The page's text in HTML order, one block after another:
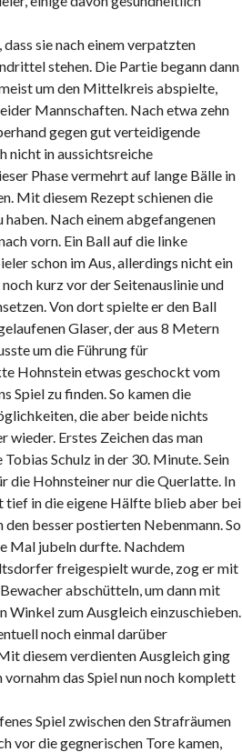
sie nach einem verpatzten
stehen. Die Partie begann dann
um den Mittelkreis abspielte,
Mannschaften. Nach etwa zehn
gegen gut verteidigende
nicht in aussichtsreiche
Phase vermehrt auf lange Bälle in
Mit diesem Rezept schienen die
Nach einem abgefangenen
vorn. Ein Ball auf die linke
schon im Aus, allerdings nicht ein
kurz vor der Seitenauslinie und
Von dort spielte er den Ball
Glaser, der aus 8 Metern
um die Führung für
Hohnstein etwas geschockt vom
Spiel zu finden. So kamen die
die aber beide nichts
wieder. Erstes Zeichen das man
Schulz in der 30. Minute. Sein
die Hohnsteiner nur die Querlatte. In
tief in die eigene Hälfte blieb aber bei
besser postierten Nebenmann. So
Mal jubeln durfte. Nachdem
freigespielt wurde, zog er mit
abschütteln, um dann mit
Winkel zum Ausgleich einzuschieben.
noch einmal darüber
diesem verdienten Ausgleich ging
vornahm das Spiel nun noch komplett
Spiel zwischen den Strafräumen
vor die gegnerischen Tore kamen,